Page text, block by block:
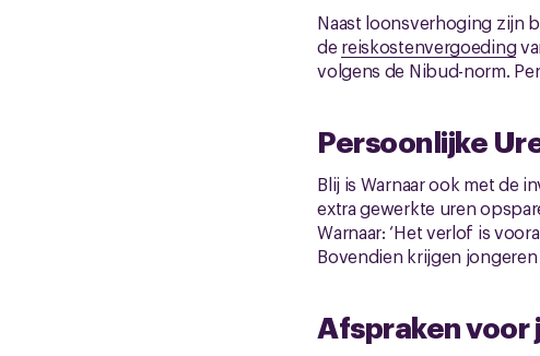
Naast loonsverhoging zijn
de reiskostenvergoeding
volgens de Nibud-norm.
Persoonlijke
Blij is Warnaar ook met de
extra gewerkte uren
Warnaar: ‘Het verlof is
Bovendien krijgen
Afspraken voor